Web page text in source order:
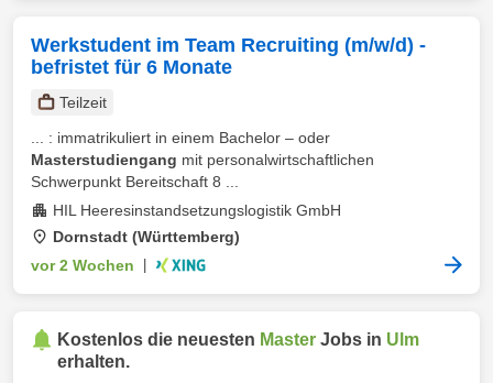
Werkstudent im Team Recruiting (m/w/d) -
befristet für 6 Monate
Teilzeit
... : immatrikuliert in einem Bachelor – oder
Masterstudiengang mit personalwirtschaftlichen
Schwerpunkt Bereitschaft 8 ...
HIL Heeresinstandsetzungslogistik GmbH
Dornstadt (Württemberg)
vor 2 Wochen
Kostenlos die neuesten Master Jobs in Ulm
erhalten.